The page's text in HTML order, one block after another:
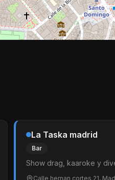
La Taska madrid
Bar
Show drag, kaaroke y
Calle hernan cortes 21,